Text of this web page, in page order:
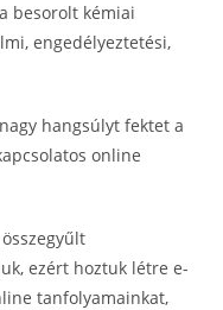
besorolt kémiai
engedélyeztetési,
hangsúlyt fektet a
online
ezért hoztuk létre e-
tanfolyamainkat,